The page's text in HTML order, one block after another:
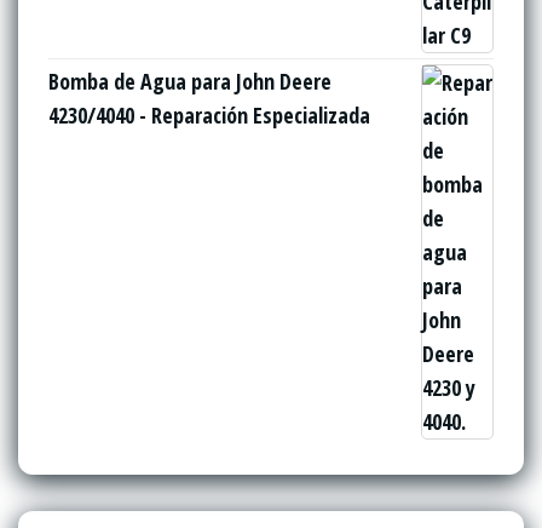
Bomba de Agua para John Deere
4230/4040 - Reparación Especializada